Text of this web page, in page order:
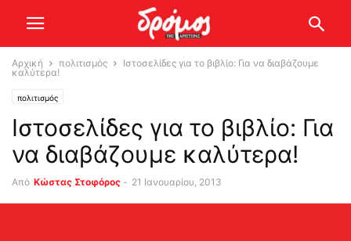
Αρχική πολιτισμός
Ιστοσελίδες για το βιβλίο: Για να διαβάζουμε
καλύτερα!
πολιτισμός
Ιστοσελίδες για το βιβλίο: Για
να διαβάζουμε καλύτερα!
Από Κώστας Στοφόρος - 21 Ιανουαρίου, 2013